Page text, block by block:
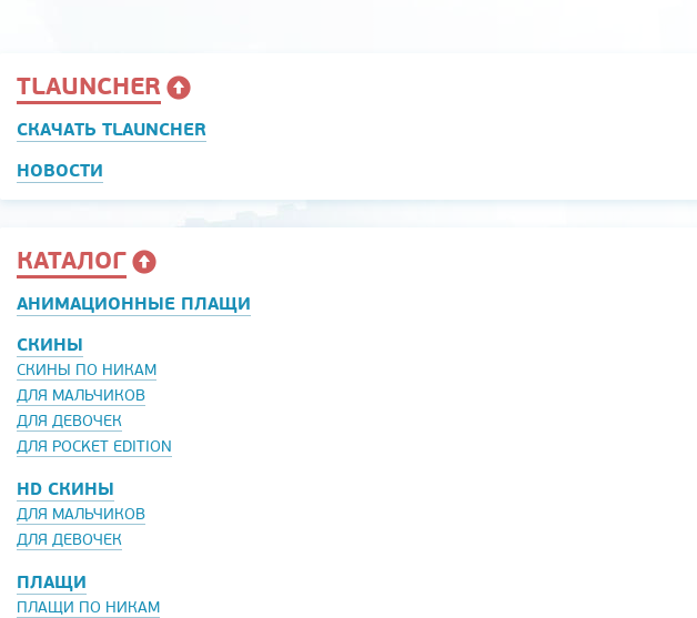
TLAUNCHER
СКАЧАТЬ TLAUNCHER
НОВОСТИ
КАТАЛОГ
АНИМАЦИОННЫЕ ПЛАЩИ
СКИНЫ
СКИНЫ ПО НИКАМ
ДЛЯ МАЛЬЧИКОВ
ДЛЯ ДЕВОЧЕК
ДЛЯ POCKET EDITION
HD СКИНЫ
ДЛЯ МАЛЬЧИКОВ
ДЛЯ ДЕВОЧЕК
ПЛАЩИ
ПЛАЩИ ПО НИКАМ